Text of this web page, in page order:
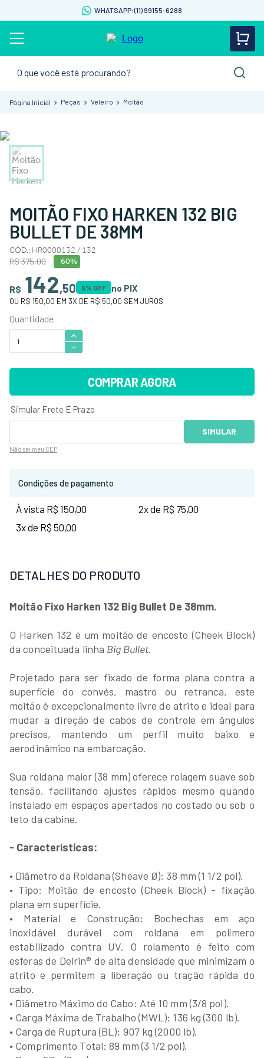
WHATSAPP: (11) 99155-6288
Peças Veleiro Moitão
MOITÃO FIXO HARKEN 132 BIG
BULLET DE 38MM
CÓD.: HR0000132 / 132
R$375,00 60%
R$ 142,50 5% OFF no PIX
OU R$ 150,00 EM 3X DE R$ 50,00 SEM JUROS
COMPRAR AGORA
Não sei meu CEP
Condições de pagamento
À vista R$ 150,00
2x de R$ 75,00
3x de R$ 50,00
DETALHES DO PRODUTO
Moitão Fixo Harken 132 Big Bullet De 38mm.
O Harken 132 é um moitão de encosto (Cheek Block)
da conceituada linha Big Bullet.
Projetado para ser fixado de forma plana contra a
superfície do convés, mastro ou retranca, este
moitão é excepcionalmente livre de atrito e ideal para
mudar a direção de cabos de controle em ângulos
precisos, mantendo um perfil muito baixo e
aerodinâmico na embarcação.
Sua roldana maior (38 mm) oferece rolagem suave sob
tensão, facilitando ajustes rápidos mesmo quando
instalado em espaços apertados no costado ou sob o
teto da cabine.
- Características:
• Diâmetro da Roldana (Sheave Ø): 38 mm (1 1/2 pol).
• Tipo: Moitão de encosto (Cheek Block) - fixação
plana em superfície.
• Material e Construção: Bochechas em aço
inoxidável durável com roldana em polímero
estabilizado contra UV. O rolamento é feito com
esferas de Delrin® de alta densidade que minimizam o
atrito e permitem a liberação ou tração rápida do
cabo.
• Diâmetro Máximo do Cabo: Até 10 mm (3/8 pol).
• Carga Máxima de Trabalho (MWL): 136 kg (300 lb).
• Carga de Ruptura (BL): 907 kg (2000 lb).
• Comprimento Total: 89 mm (3 1/2 pol).